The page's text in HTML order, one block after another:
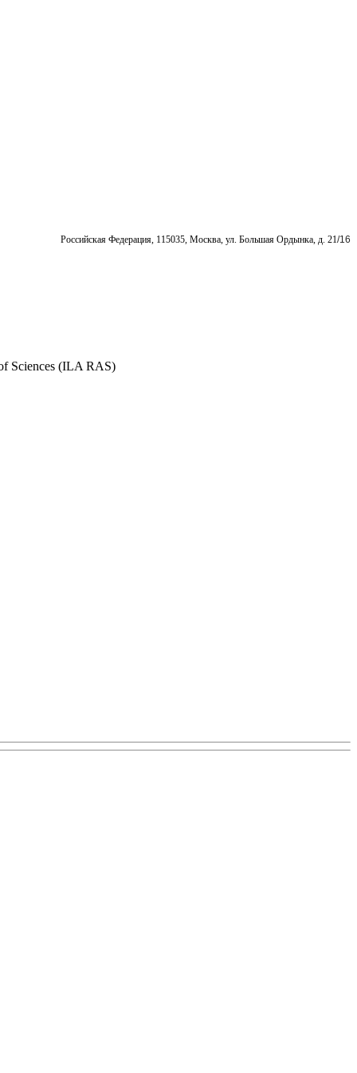
Pоссийская Федерация, 115035, Москва, ул. Большая Ордынка, д. 21/16
Sciences (ILA RAS)